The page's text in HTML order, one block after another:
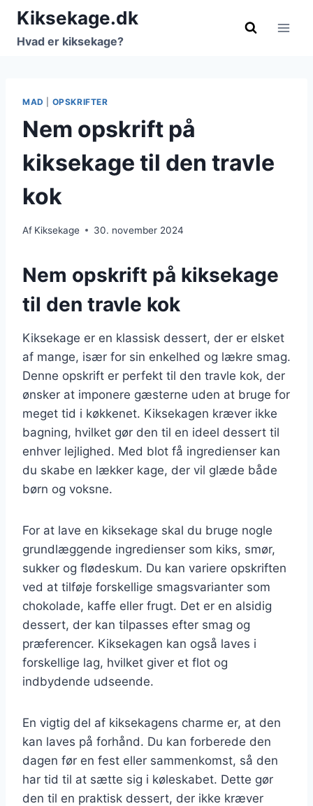
Fortsæt
indhold
Kiksekage.dk
Hvad er kiksekage?
MAD OPSKRIFTER
Nem opskrift på
kiksekage til den travle
kok
Af Kiksekage 30. november 2024
Nem opskrift på kiksekage
til den travle kok
Kiksekage er en klassisk dessert, der er elsket
af mange, især for sin enkelhed og lækre smag.
Denne opskrift er perfekt til den travle kok, der
ønsker at imponere gæsterne uden at bruge for
meget tid i køkkenet. Kiksekagen kræver ikke
bagning, hvilket gør den til en ideel dessert til
enhver lejlighed. Med blot få ingredienser kan
du skabe en lækker kage, der vil glæde både
børn og voksne.
For at lave en kiksekage skal du bruge nogle
grundlæggende ingredienser som kiks, smør,
sukker og flødeskum. Du kan variere opskriften
ved at tilføje forskellige smagsvarianter som
chokolade, kaffe eller frugt. Det er en alsidig
dessert, der kan tilpasses efter smag og
præferencer. Kiksekagen kan også laves i
forskellige lag, hvilket giver et flot og
indbydende udseende.
En vigtig del af kiksekagens charme er, at den
kan laves på forhånd. Du kan forberede den
dagen før en fest eller sammenkomst, så den
har tid til at sætte sig i køleskabet. Dette gør
den til en praktisk dessert, der ikke kræver